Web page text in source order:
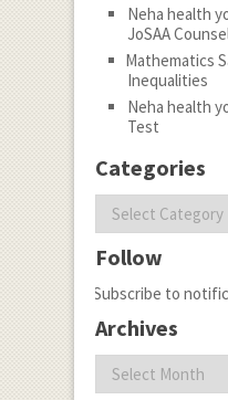
Neha health
JoSAA
Mathematics
Inequalities
Neha health
Test
Categories
Categories
Follow
Subscribe to
Archives
Archives